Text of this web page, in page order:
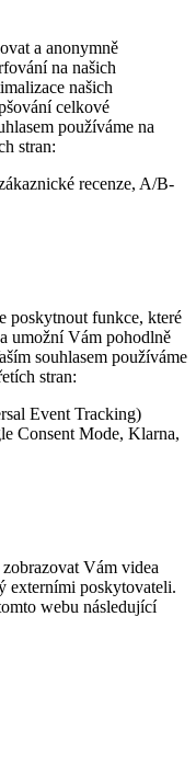
a anonymně
na našich
našich
celkové
používáme na
stran:
recenze, A/B-
poskytnout funkce, které
umožní Vám pohodlně
souhlasem používáme
stran:
Event Tracking)
Consent Mode, Klarna,
Vám videa
externími poskytovateli.
webu následující